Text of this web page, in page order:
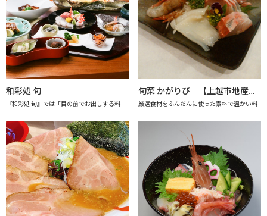
和彩処 旬
『和彩処 旬』では「目の前でお出しする料
旬菜 かがりび 【上越市地産地消推進の店認定店】
厳選食材をふんだんに使った素朴で温かい料